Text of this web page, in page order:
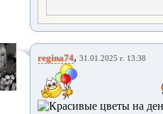
regina74, 31.01.2025 г. 13:38